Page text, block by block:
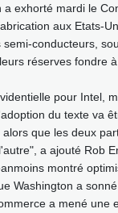
a exhorté mardi le
aux Etats-
conducteurs,
réserves fondre
pour Intel,
du texte va
que les deux
a ajouté Rob
montré
Washington a sonné
a mené une